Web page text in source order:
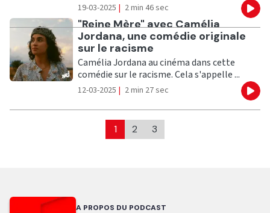
19-03-2025 | 2 min 46 sec
Ecouter
"Reine Mère" avec Camélia
Jordana, une comédie originale
sur le racisme
Camélia Jordana au cinéma dans cette
comédie sur le racisme. Cela s'appelle ...
12-03-2025 | 2 min 27 sec
1 2 3
A PROPOS DU PODCAST